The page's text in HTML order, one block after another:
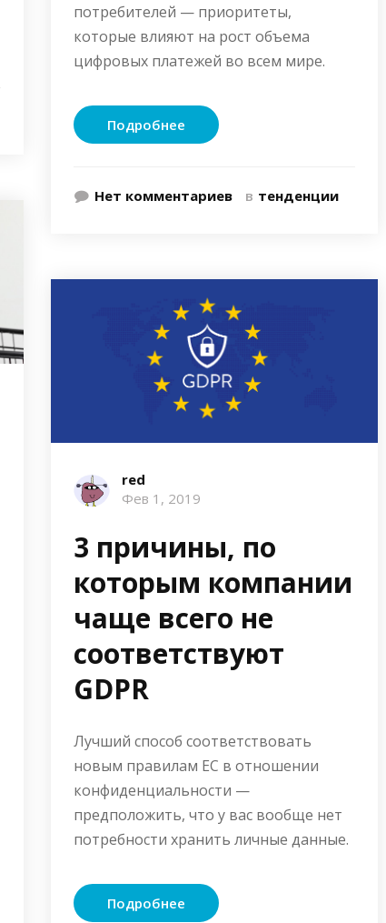
потребителей — приоритеты,
которые влияют на рост объема
цифровых платежей во всем мире.
Подробнее
Нет комментариев в тенденции
red
Фев 1, 2019
3 причины, по
которым компании
чаще всего не
соответствуют
GDPR
Лучший способ соответствовать
новым правилам ЕС в отношении
конфиденциальности —
предположить, что у вас вообще нет
потребности хранить личные данные.
Подробнее